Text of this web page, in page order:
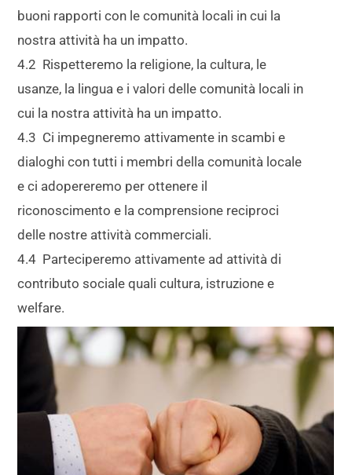
buoni rapporti con le comunità locali in cui la
nostra attività ha un impatto.
4.2 Rispetteremo la religione, la cultura, le
usanze, la lingua e i valori delle comunità locali in
cui la nostra attività ha un impatto.
4.3 Ci impegneremo attivamente in scambi e
dialoghi con tutti i membri della comunità locale
e ci adopereremo per ottenere il
riconoscimento e la comprensione reciproci
delle nostre attività commerciali.
4.4 Parteciperemo attivamente ad attività di
contributo sociale quali cultura, istruzione e
welfare.